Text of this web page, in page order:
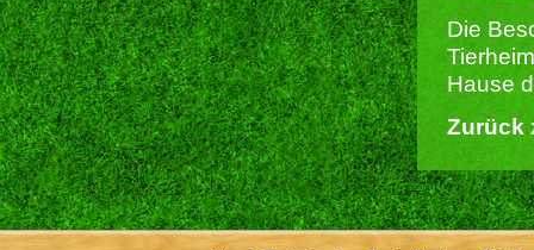
Die
Hause
Zurück